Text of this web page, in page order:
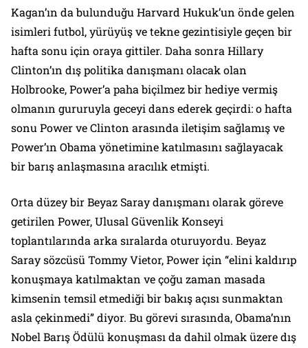
Kagan’ın da bulunduğu Harvard Hukuk’un önde gelen
isimleri futbol, yürüyüş ve tekne gezintisiyle geçen bir
hafta sonu için oraya gittiler. Daha sonra Hillary
Clinton’ın dış politika danışmanı olacak olan
Holbrooke, Power’a paha biçilmez bir hediye vermiş
olmanın gururuyla geceyi dans ederek geçirdi: o hafta
sonu Power ve Clinton arasında iletişim sağlamış ve
Power’ın Obama yönetimine katılmasını sağlayacak
bir barış anlaşmasına aracılık etmişti.
Orta düzey bir Beyaz Saray danışmanı olarak göreve
getirilen Power, Ulusal Güvenlik Konseyi
toplantılarında arka sıralarda oturuyordu. Beyaz
Saray sözcüsü Tommy Vietor, Power için “elini kaldırıp
konuşmaya katılmaktan ve çoğu zaman masada
kimsenin temsil etmediği bir bakış açısı sunmaktan
asla çekinmedi” diyor. Bu görevi sırasında, Obama’nın
Nobel Barış Ödülü konuşması da dahil olmak üzere dış